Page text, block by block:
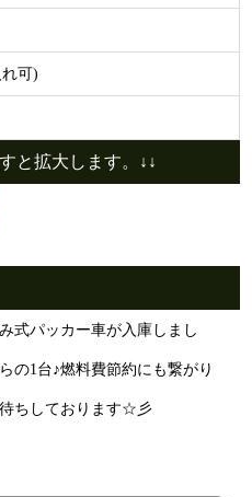
可)
と拡大します。↓↓
式パッカー車が入庫しまし
の1台♪燃料費節約にも繋がり
ちしております☆彡